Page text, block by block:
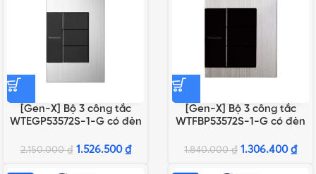
[Gen-X] Bộ 3 công tắc
WTEGP53572S-1-G có đèn
2.150.000₫ 1.526.500 ₫
[Gen-X] Bộ 3 công tắc
WTFBP53572S-1-G có đèn
1.840.000₫ 1.306.400 ₫